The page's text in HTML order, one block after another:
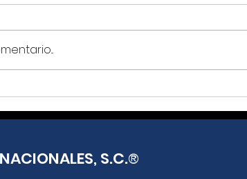
de
Presentan
para
S.C.®